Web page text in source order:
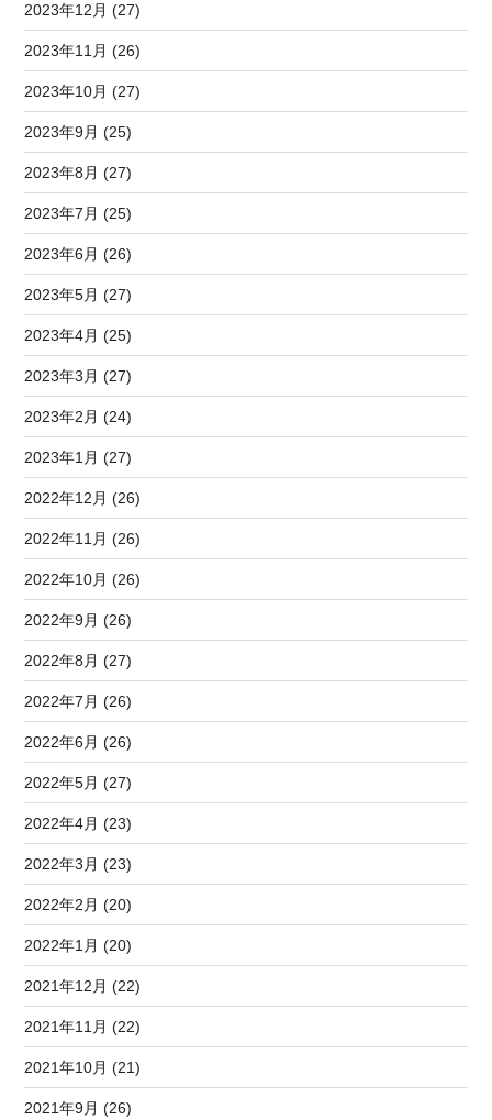
2023年12月 (27)
2023年11月 (26)
2023年10月 (27)
2023年9月 (25)
2023年8月 (27)
2023年7月 (25)
2023年6月 (26)
2023年5月 (27)
2023年4月 (25)
2023年3月 (27)
2023年2月 (24)
2023年1月 (27)
2022年12月 (26)
2022年11月 (26)
2022年10月 (26)
2022年9月 (26)
2022年8月 (27)
2022年7月 (26)
2022年6月 (26)
2022年5月 (27)
2022年4月 (23)
2022年3月 (23)
2022年2月 (20)
2022年1月 (20)
2021年12月 (22)
2021年11月 (22)
2021年10月 (21)
2021年9月 (26)